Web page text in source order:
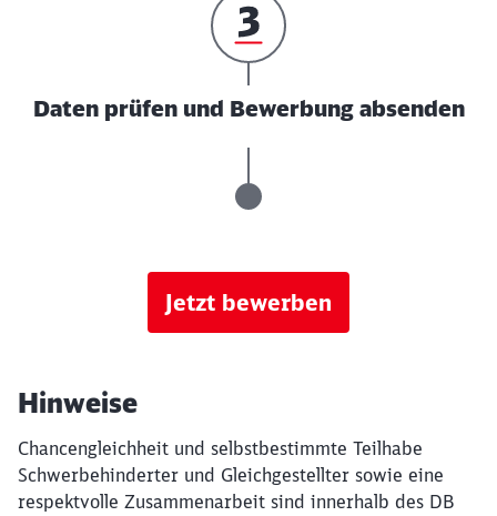
Daten prüfen und Bewerbung absenden
Jetzt bewerben
Hinweise
Chancengleichheit und selbstbestimmte Teilhabe
Schwerbehinderter und Gleichgestellter sowie eine
respektvolle Zusammenarbeit sind innerhalb des DB